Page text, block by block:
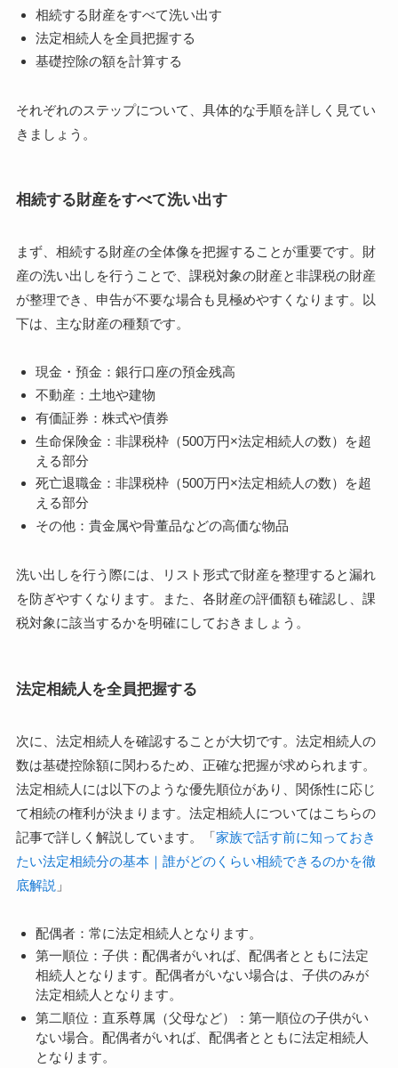
相続する財産をすべて洗い出す
法定相続人を全員把握する
基礎控除の額を計算する
それぞれのステップについて、具体的な手順を詳しく見てい
きましょう。
相続する財産をすべて洗い出す
まず、相続する財産の全体像を把握することが重要です。財
産の洗い出しを行うことで、課税対象の財産と非課税の財産
が整理でき、申告が不要な場合も見極めやすくなります。以
下は、主な財産の種類です。
現金・預金：銀行口座の預金残高
不動産：土地や建物
有価証券：株式や債券
生命保険金：非課税枠（500万円×法定相続人の数）を超
える部分
死亡退職金：非課税枠（500万円×法定相続人の数）を超
える部分
その他：貴金属や骨董品などの高価な物品
洗い出しを行う際には、リスト形式で財産を整理すると漏れ
を防ぎやすくなります。また、各財産の評価額も確認し、課
税対象に該当するかを明確にしておきましょう。
法定相続人を全員把握する
次に、法定相続人を確認することが大切です。法定相続人の
数は基礎控除額に関わるため、正確な把握が求められます。
法定相続人には以下のような優先順位があり、関係性に応じ
て相続の権利が決まります。法定相続人についてはこちらの
記事で詳しく解説しています。「家族で話す前に知っておき
たい法定相続分の基本｜誰がどのくらい相続できるのかを徹
底解説 」
配偶者：常に法定相続人となります。
第一順位：子供：配偶者がいれば、配偶者とともに法定
相続人となります。配偶者がいない場合は、子供のみが
法定相続人となります。
第二順位：直系尊属（父母など）：第一順位の子供がい
ない場合。配偶者がいれば、配偶者とともに法定相続人
となります。